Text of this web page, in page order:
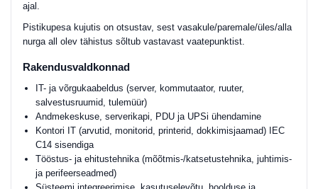
ajal.
Pistikupesa kujutis on otsustav, sest vasakule/paremale/üles/alla
nurga all olev tähistus sõltub vastavast vaatepunktist.
Rakendusvaldkonnad
IT- ja võrgukaabeldus (server, kommutaator, ruuter,
salvestusruumid, tulemüür)
Andmekeskuse, serverikapi, PDU ja UPSi ühendamine
Kontori IT (arvutid, monitorid, printerid, dokkimisjaamad) IEC
C14 sisendiga
Tööstus- ja ehitustehnika (mõõtmis-/katsetustehnika, juhtimis-
ja perifeerseadmed)